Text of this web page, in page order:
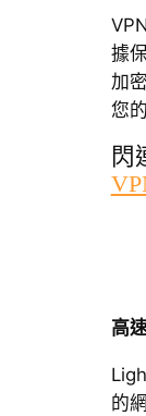
據
加
您
閃
高
的